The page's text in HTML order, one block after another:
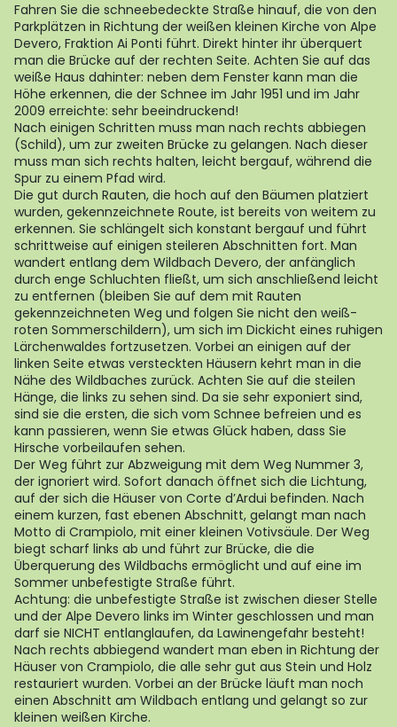
Fahren Sie die schneebedeckte Straße hinauf, die von den
Parkplätzen in Richtung der weißen kleinen Kirche von Alpe
Devero, Fraktion Ai Ponti führt. Direkt hinter ihr überquert
man die Brücke auf der rechten Seite. Achten Sie auf das
weiße Haus dahinter: neben dem Fenster kann man die
Höhe erkennen, die der Schnee im Jahr 1951 und im Jahr
2009 erreichte: sehr beeindruckend!
Nach einigen Schritten muss man nach rechts abbiegen
(Schild), um zur zweiten Brücke zu gelangen. Nach dieser
muss man sich rechts halten, leicht bergauf, während die
Spur zu einem Pfad wird.
Die gut durch Rauten, die hoch auf den Bäumen platziert
wurden, gekennzeichnete Route, ist bereits von weitem zu
erkennen. Sie schlängelt sich konstant bergauf und führt
schrittweise auf einigen steileren Abschnitten fort. Man
wandert entlang dem Wildbach Devero, der anfänglich
durch enge Schluchten fließt, um sich anschließend leicht
zu entfernen (bleiben Sie auf dem mit Rauten
gekennzeichneten Weg und folgen Sie nicht den weiß-
roten Sommerschildern), um sich im Dickicht eines ruhigen
Lärchenwaldes fortzusetzen. Vorbei an einigen auf der
linken Seite etwas versteckten Häusern kehrt man in die
Nähe des Wildbaches zurück. Achten Sie auf die steilen
Hänge, die links zu sehen sind. Da sie sehr exponiert sind,
sind sie die ersten, die sich vom Schnee befreien und es
kann passieren, wenn Sie etwas Glück haben, dass Sie
Hirsche vorbeilaufen sehen.
Der Weg führt zur Abzweigung mit dem Weg Nummer 3,
der ignoriert wird. Sofort danach öffnet sich die Lichtung,
auf der sich die Häuser von Corte d’Ardui befinden. Nach
einem kurzen, fast ebenen Abschnitt, gelangt man nach
Motto di Crampiolo, mit einer kleinen Votivsäule. Der Weg
biegt scharf links ab und führt zur Brücke, die die
Überquerung des Wildbachs ermöglicht und auf eine im
Sommer unbefestigte Straße führt.
Achtung: die unbefestigte Straße ist zwischen dieser Stelle
und der Alpe Devero links im Winter geschlossen und man
darf sie NICHT entlanglaufen, da Lawinengefahr besteht!
Nach rechts abbiegend wandert man eben in Richtung der
Häuser von Crampiolo, die alle sehr gut aus Stein und Holz
restauriert wurden. Vorbei an der Brücke läuft man noch
einen Abschnitt am Wildbach entlang und gelangt so zur
kleinen weißen Kirche.